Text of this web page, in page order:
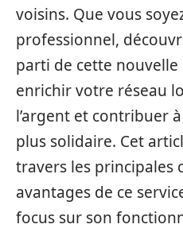
voisins. Que vous
professionnel,
parti de cette
enrichir votre réseau
l’argent et contribuer
plus solidaire. Cet
travers les principales
avantages de ce
focus sur son